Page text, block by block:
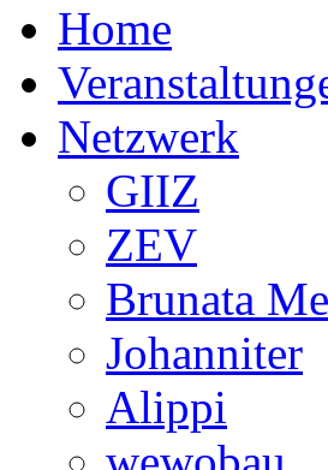
Home
Netzwerk
GIIZ
ZEV
Brunata
Johanniter
Alippi